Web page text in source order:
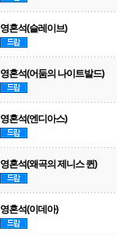
영혼석(슬레이브)
영혼석(어둠의 나이트발드)
영혼석(엔디아스)
영혼석(왜곡의 제니스 퀸)
영혼석(이데아)